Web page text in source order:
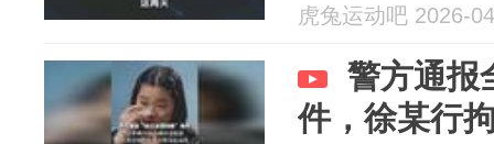
虎兔运动吧 2026-
警方通报
件，徐某行